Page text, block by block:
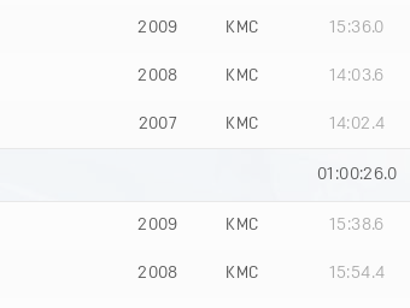
2009 КМС 15:36.0
2008 КМС 14:03.6
2007 КМС 14:02.4
01:00:26.0
2009 КМС 15:38.6
2008 КМС 15:54.4